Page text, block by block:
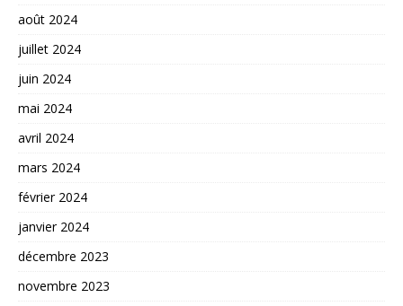
août 2024
juillet 2024
juin 2024
mai 2024
avril 2024
mars 2024
février 2024
janvier 2024
décembre 2023
novembre 2023